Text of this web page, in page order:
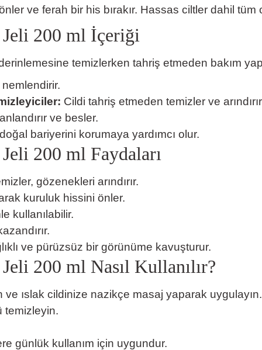
ve ferah bir his bırakır. Hassas ciltler dahil tüm
Jeli 200 ml İçeriği
temizlerken tahriş etmeden bakım
nemlendirir.
Cildi tahriş etmeden temizler ve
ve besler.
bariyerini korumaya yardımcı olur.
200 ml Faydaları
gözenekleri arındırır.
kuruluk hissini önler.
kullanılabilir.
ve pürüzsüz bir görünüme kavuşturur.
200 ml Nasıl Kullanılır?
ve ıslak cildinize nazikçe masaj yaparak uygulayın.
temizleyin.
günlük kullanım için uygundur.